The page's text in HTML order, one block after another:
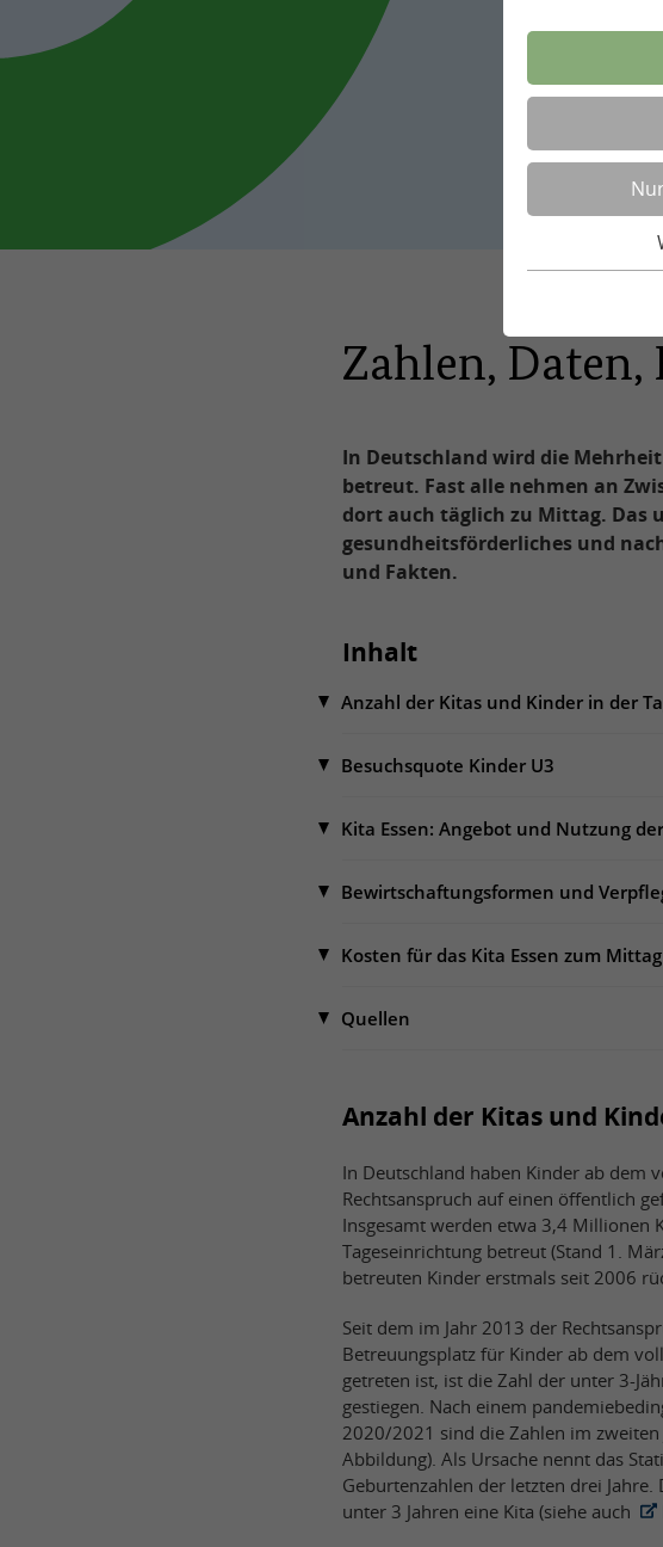
Zahlen, Daten,
In Deutschland wird die
betreut. Fast alle nehmen an
dort auch täglich zu Mittag. Das
gesundheitsförderliches und
und Fakten.
Inhalt
Anzahl der Kitas und Kinder in der
Besuchsquote Kinder U3
Kita Essen: Angebot und Nutzung
Bewirtschaftungsformen und
Kosten für das Kita Essen zum Mittag
Quellen
Anzahl der Kitas und
In Deutschland haben Kinder ab dem
Rechtsanspruch auf einen öffentlich
Insgesamt werden etwa 3,4 Millionen
Tageseinrichtung betreut (Stand 1.
betreuten Kinder erstmals seit 2006
Seit dem im Jahr 2013 der
Betreuungsplatz für Kinder ab dem
getreten ist, ist die Zahl der unter 3-
gestiegen. Nach einem
2020/2021 sind die Zahlen im zweiten
Abbildung). Als Ursache nennt das
Geburtenzahlen der letzten drei
unter 3 Jahren eine Kita (siehe auch